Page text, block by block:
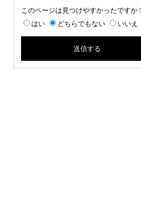
このページは見つけやすかったですか
はい
どちらでもない いいえ